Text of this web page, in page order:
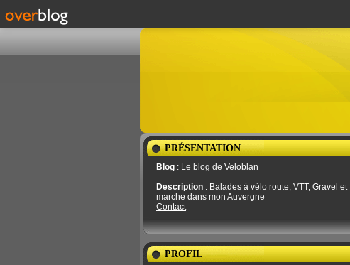
PRÉSENTATION
Blog : Le blog de Veloblan
Description : Balades à vélo route, VTT, Gravel et
marche dans mon Auvergne
Contact
PROFIL